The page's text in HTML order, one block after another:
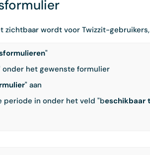
wordt voor Twizzit-
"
onder het gewenste formulier
" aan
periode in onder het veld "beschikbaar